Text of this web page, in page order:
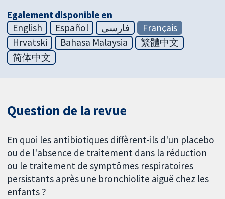
Egalement disponible en
English
Español فارسی
Français
Hrvatski
Bahasa Malaysia
繁體中文
简体中文
Question de la revue
En quoi les antibiotiques diffèrent-ils d'un placebo
ou de l'absence de traitement dans la réduction
ou le traitement de symptômes respiratoires
persistants après une bronchiolite aiguë chez les
enfants ?